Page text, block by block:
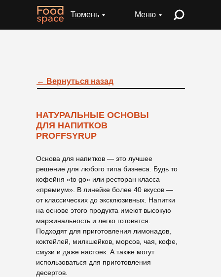
Меню
Тюмень
← Вернуться назад
Основа для напитков — это лучшее
решение для любого типа бизнеса. Будь то
кофейня «to go» или ресторан класса
«премиум». В линейке более 40 вкусов —
от классических до эксклюзивных. Напитки
на основе этого продукта имеют высокую
маржинальность и легко готовятся.
Подходят для приготовления лимонадов,
коктейлей, милкшейков, морсов, чая, кофе,
смузи и даже настоек. А также могут
использоваться для приготовления
десертов.
НАТУРАЛЬНЫЕ ОСНОВЫ
ДЛЯ НАПИТКОВ
PROFFSYRUP